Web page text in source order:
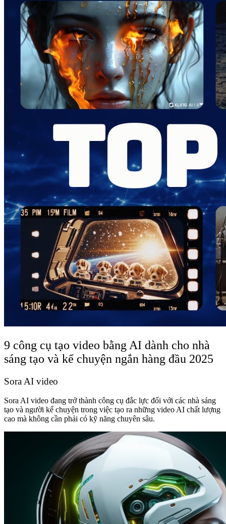
9 công cụ tạo video bằng AI dành cho nhà
sáng tạo và kể chuyện ngắn hàng đầu 2025
Sora AI video
Sora AI video đang trở thành công cụ đắc lực đối với các nhà sáng
tạo và người kể chuyện trong việc tạo ra những video AI chất lượng
cao mà không cần phải có kỹ năng chuyên sâu.